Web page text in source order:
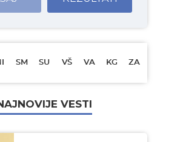
SM SU VŠ VA KG ZA
VESTI